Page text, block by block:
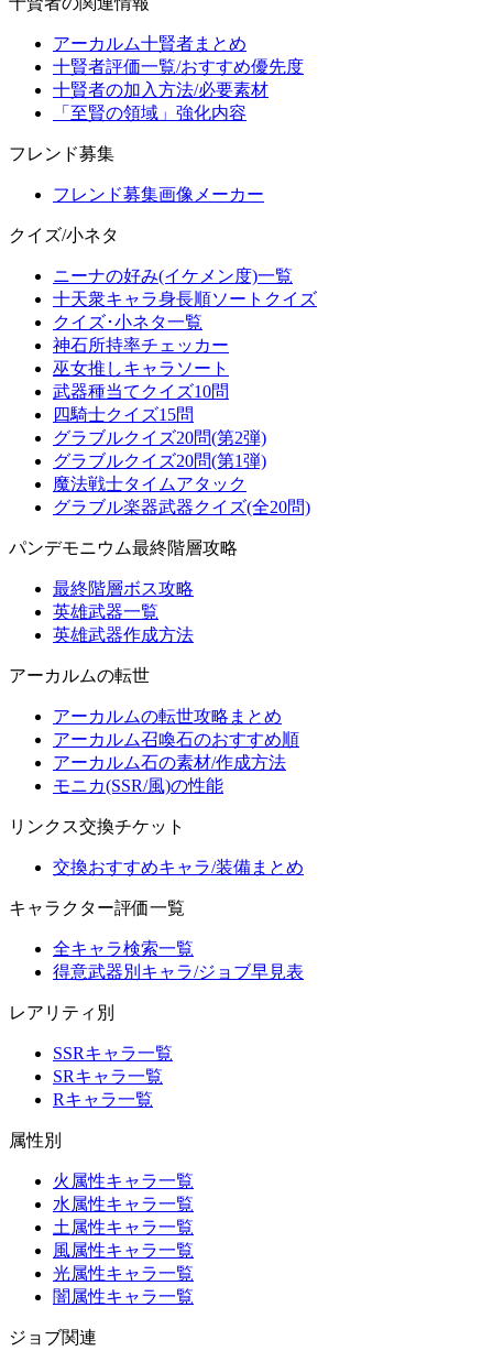
アーカルム十賢者まとめ
十賢者評価一覧/おすすめ優先度
十賢者の加入方法/必要素材
「至賢の領域」強化内容
フレンド募集
フレンド募集画像メーカー
クイズ/小ネタ
ニーナの好み(イケメン度)一覧
十天衆キャラ身長順ソートクイズ
クイズ･小ネタ一覧
神石所持率チェッカー
巫女推しキャラソート
武器種当てクイズ10問
四騎士クイズ15問
グラブルクイズ20問(第2弾)
グラブルクイズ20問(第1弾)
魔法戦士タイムアタック
グラブル楽器武器クイズ(全20問)
パンデモニウム最終階層攻略
最終階層ボス攻略
英雄武器一覧
英雄武器作成方法
アーカルムの転世
アーカルムの転世攻略まとめ
アーカルム召喚石のおすすめ順
アーカルム石の素材/作成方法
モニカ(SSR/風)の性能
リンクス交換チケット
交換おすすめキャラ/装備まとめ
キャラクター評価一覧
全キャラ検索一覧
得意武器別キャラ/ジョブ早見表
レアリティ別
SSRキャラ一覧
SRキャラ一覧
Rキャラ一覧
属性別
火属性キャラ一覧
水属性キャラ一覧
土属性キャラ一覧
風属性キャラ一覧
光属性キャラ一覧
闇属性キャラ一覧
ジョブ関連